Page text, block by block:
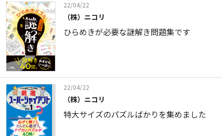
22/04/22
（株）ニコリ
ひらめきが必要な謎解き問題集です
22/04/22
（株）ニコリ
特大サイズのパズルばかりを集めました